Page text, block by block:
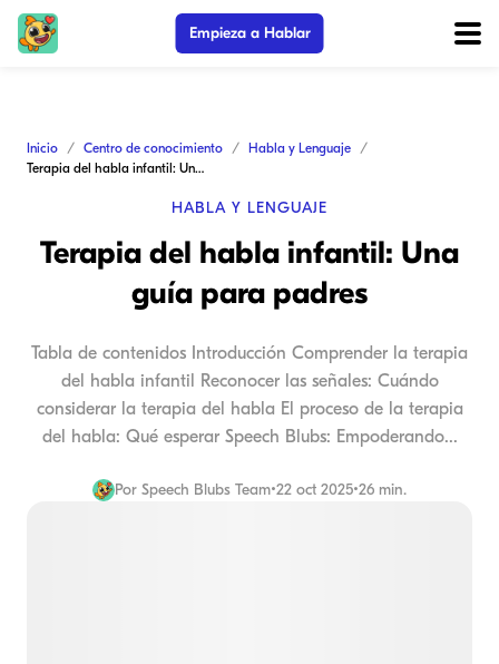
Empieza a Hablar
Inicio Centro de conocimiento
Habla y Lenguaje
Terapia del habla infantil: Una guía para padres
HABLA Y LENGUAJE
Terapia del habla infantil: Una
guía para padres
Tabla de contenidos Introducción Comprender la terapia
del habla infantil Reconocer las señales: Cuándo
considerar la terapia del habla El proceso de la terapia
del habla: Qué esperar Speech Blubs: Empoderando...
Por Speech Blubs Team•22 oct 2025•26 min.